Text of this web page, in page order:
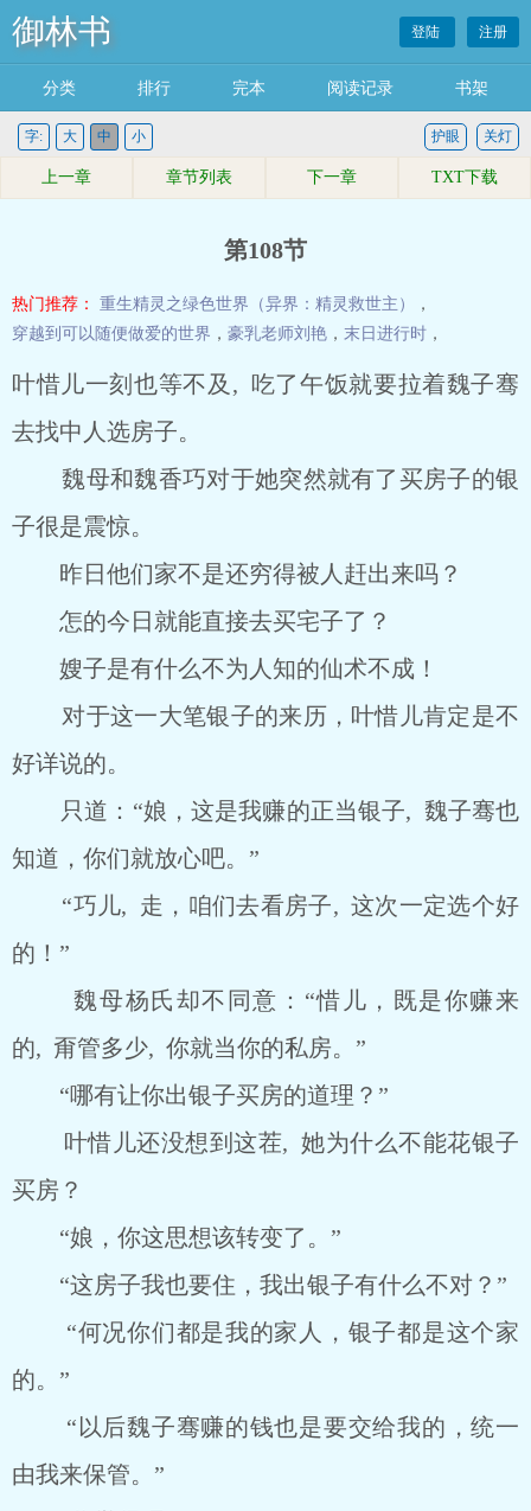
御林书 登陆 注册
分类 排行 完本 阅读记录 书架
字: 大 中 小 关灯
护眼
上一章 章节列表 下一章 TXT下载
第108节
热门推荐： 重生精灵之绿色世界（异界：精灵救世主）
，
穿越到可以随便做爱的世界 ， 豪乳老师刘艳 ， 末日进行时 ，
叶惜儿一刻也等不及, 吃了午饭就要拉着魏子骞
去找中人选房子。
魏母和魏香巧对于她突然就有了买房子的银
子很是震惊。
昨日他们家不是还穷得被人赶出来吗？
怎的今日就能直接去买宅子了？
嫂子是有什么不为人知的仙术不成！
对于这一大笔银子的来历，叶惜儿肯定是不
好详说的。
只道：“娘，这是我赚的正当银子, 魏子骞也
知道，你们就放心吧。”
“巧儿, 走，咱们去看房子, 这次一定选个好
的！”
魏母杨氏却不同意：“惜儿，既是你赚来
的, 甭管多少, 你就当你的私房。”
“哪有让你出银子买房的道理？”
叶惜儿还没想到这茬, 她为什么不能花银子
买房？
“娘，你这思想该转变了。”
“这房子我也要住，我出银子有什么不对？”
“何况你们都是我的家人，银子都是这个家
的。”
“以后魏子骞赚的钱也是要交给我的，统一
由我来保管。”